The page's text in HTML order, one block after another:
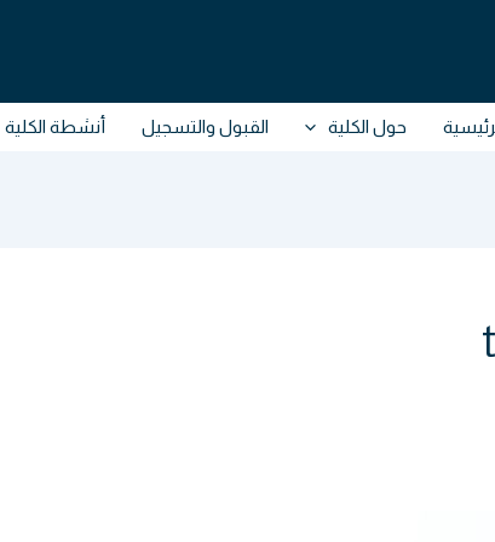
حول الكلية القبول والتسجيل أنشطة الكلية